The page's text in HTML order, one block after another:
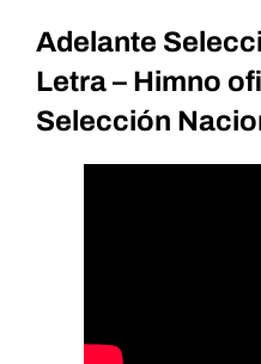
Adelante
Letra – Himno
Selección